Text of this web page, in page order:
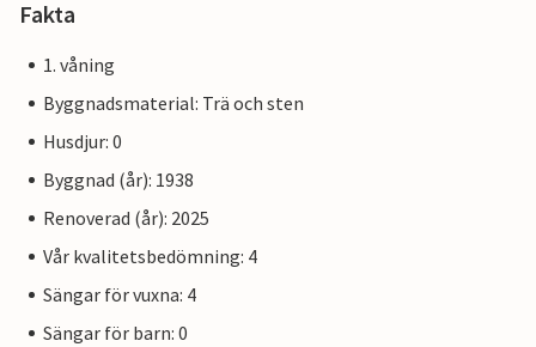
Fakta
1. våning
Byggnadsmaterial: Trä och sten
Husdjur: 0
Byggnad (år): 1938
Renoverad (år): 2025
Vår kvalitetsbedömning: 4
Sängar för vuxna: 4
Sängar för barn: 0